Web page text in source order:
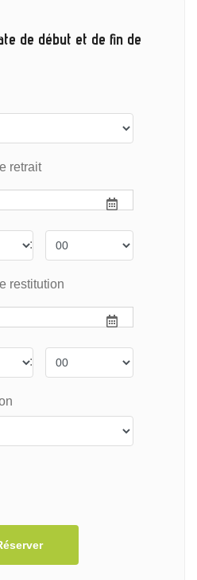
de début et de fin de
retrait
:
restitution
: